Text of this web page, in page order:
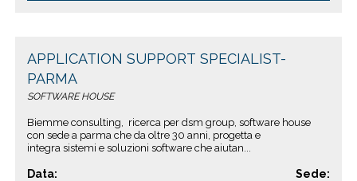
APPLICATION SUPPORT SPECIALIST-
PARMA
SOFTWARE HOUSE
Biemme consulting, ricerca per dsm group, software house
con sede a parma che da oltre 30 anni, progetta e
integra sistemi e soluzioni software che aiutan...
Data:
Sede: